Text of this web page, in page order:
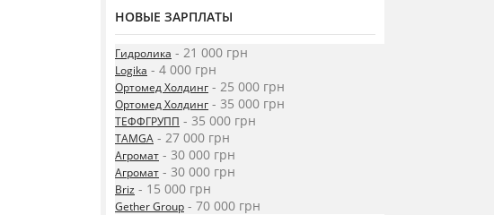
НОВЫЕ ЗАРПЛАТЫ
Гидролика - 21 000 грн
Logika - 4 000 грн
Ортомед Холдинг - 25 000 грн
Ортомед Холдинг - 35 000 грн
ТЕФФГРУПП - 35 000 грн
TAMGA - 27 000 грн
Агромат - 30 000 грн
Агромат - 30 000 грн
Briz - 15 000 грн
Gether Group - 70 000 грн